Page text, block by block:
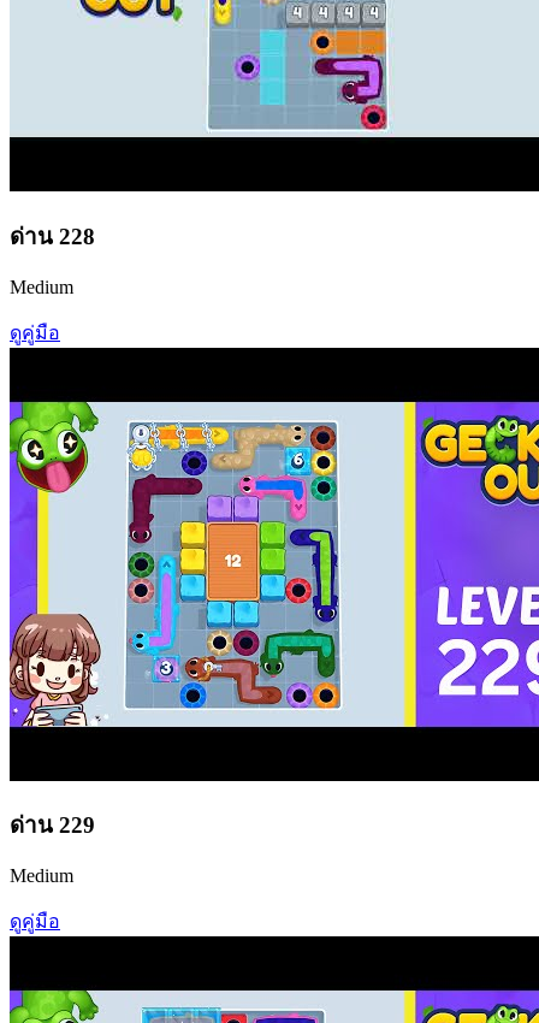
ด่าน 228
Medium
ดูคู่มือ
ด่าน 229
Medium
ดูคู่มือ